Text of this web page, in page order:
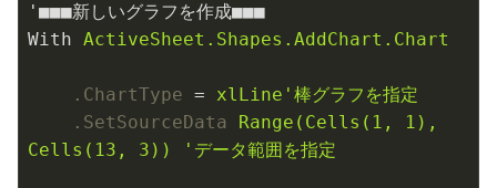
'■■■新しいグラフを作成■■■
With ActiveSheet.Shapes.AddChart.Chart
.ChartType = xlLine'棒グラフを指定
.SetSourceData
Range(Cells(1, 1),
Cells(13, 3)) 'データ範囲を指定